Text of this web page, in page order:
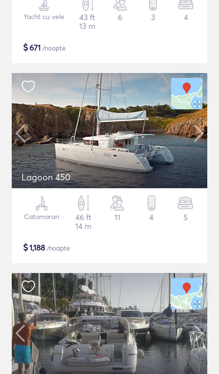
Yacht cu vele
43 ft
13 m
6 3 4
$671 /noapte
Lagoon 450
Catamaran
46 ft
14 m
11 4 5
$1,188 /noapte